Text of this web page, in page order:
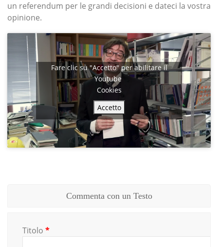
un referendum per le grandi decisioni e dateci la vostra
opinione.
Fare clic su "Accetto" per abilitare il
Youtube
Cookies
Accetto
Commenta con un Testo
Titolo *